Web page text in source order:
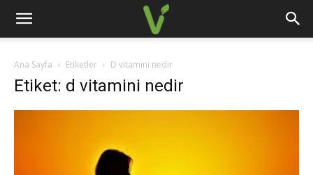
Ana Sayfa Etiketler D vitamini nedir
Etiket: d vitamini nedir